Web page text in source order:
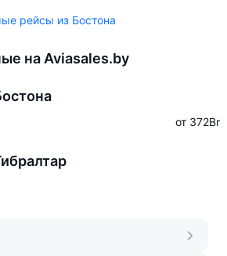
рейсы из Бостона
на Aviasales.by
от 372Br